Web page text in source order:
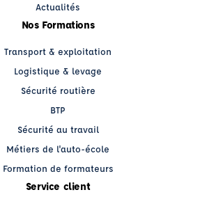
Actualités
Nos Formations
Transport & exploitation
Logistique & levage
Sécurité routière
BTP
Sécurité au travail
Métiers de l'auto-école
Formation de formateurs
Service client